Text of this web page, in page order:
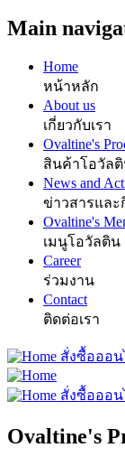
Main
Home
หน้าหลัก
About us
เกี่ยวกับเรา
Ovaltine's
สินค้าโอวัล
News and
ข่าวสารและ
Ovaltine's
เมนูโอวัลติน
Career
ร่วมงาน
Contact
ติดต่อเรา
สั่งซื้อออ
สั่งซื้อออ
Ovaltine's